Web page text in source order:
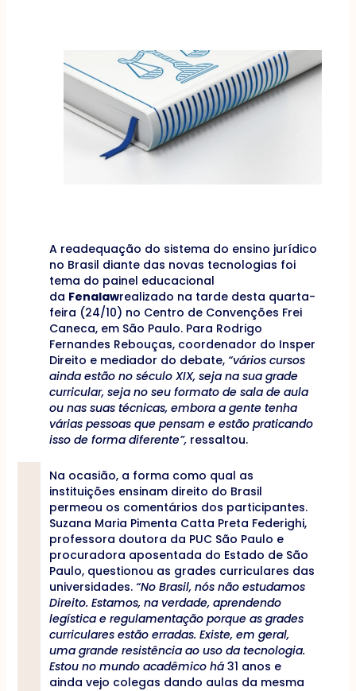
A readequação do sistema do ensino jurídico
no Brasil diante das novas tecnologias foi
tema do painel educacional
da Fenalawrealizado na tarde desta quarta-
feira (24/10) no Centro de Convenções Frei
Caneca, em São Paulo. Para Rodrigo
Fernandes Rebouças, coordenador do Insper
Direito e mediador do debate, “vários cursos
ainda estão no século XIX, seja na sua grade
curricular, seja no seu formato de sala de aula
ou nas suas técnicas, embora a gente tenha
várias pessoas que pensam e estão praticando
isso de forma diferente”, ressaltou.
Na ocasião, a forma como qual as
instituições ensinam direito do Brasil
permeou os comentários dos participantes.
Suzana Maria Pimenta Catta Preta Federighi,
professora doutora da PUC São Paulo e
procuradora aposentada do Estado de São
Paulo, questionou as grades curriculares das
universidades. “No Brasil, nós não estudamos
Direito. Estamos, na verdade, aprendendo
legística e regulamentação porque as grades
curriculares estão erradas. Existe, em geral,
uma grande resistência ao uso da tecnologia.
Estou no mundo acadêmico há 31 anos e
ainda vejo colegas dando aulas da mesma